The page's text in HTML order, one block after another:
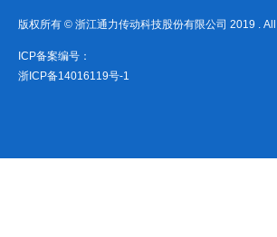
版权所有 © 浙江通力传动科技股份有限公司 2019 .
ICP备案编号：
浙ICP备14016119号-1